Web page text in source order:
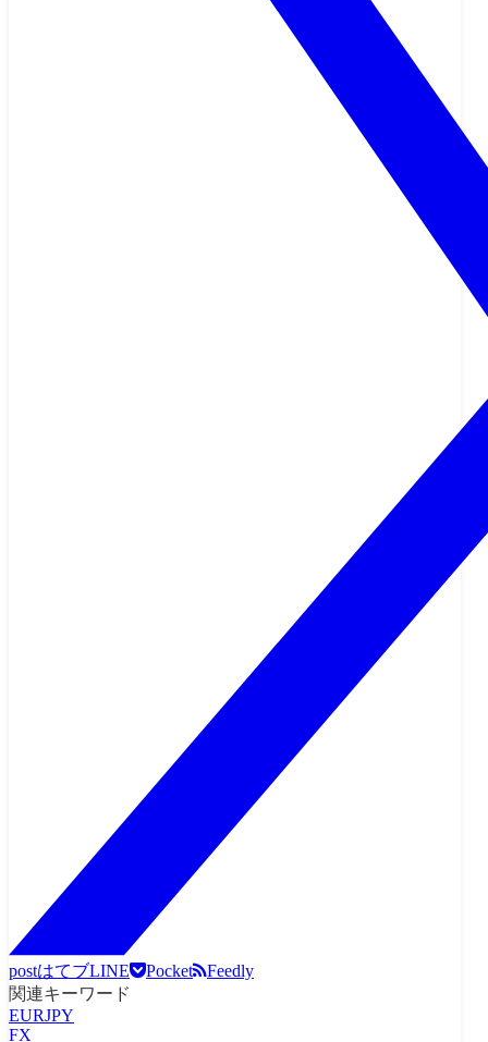
postはてブLINE Pocket
Feedly
関連キーワード
EURJPY
FX